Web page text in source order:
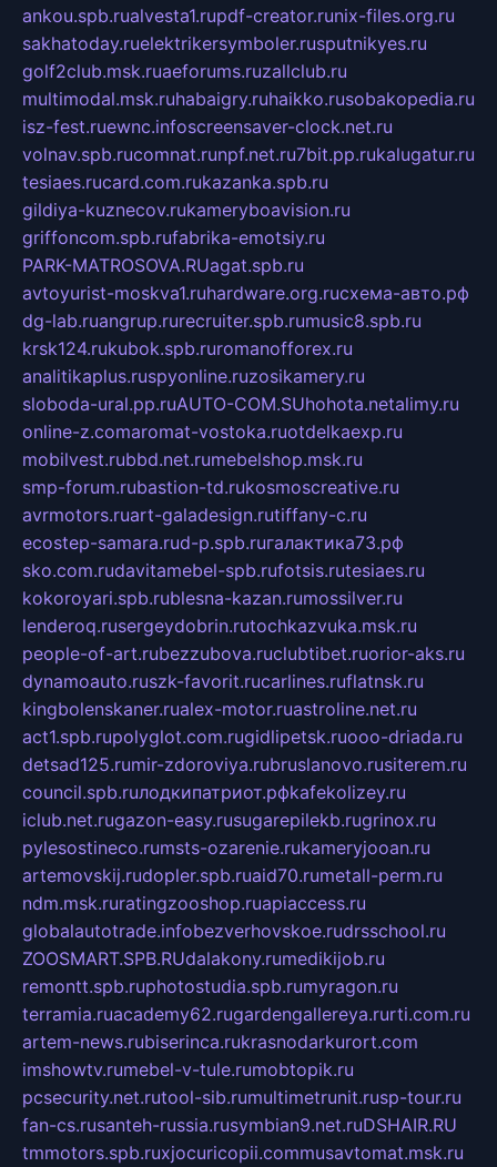
ankou.spb.rualvesta1.rupdf-creator.runix-files.org.ru
sakhatoday.ruelektrikersymboler.rusputnikyes.ru
golf2club.msk.ruaeforums.ruzallclub.ru
multimodal.msk.ruhabaigry.ruhaikko.rusobakopedia.ru
isz-fest.ruewnc.infoscreensaver-clock.net.ru
volnav.spb.rucomnat.runpf.net.ru7bit.pp.rukalugatur.ru
tesiaes.rucard.com.rukazanka.spb.ru
gildiya-kuznecov.rukameryboavision.ru
griffoncom.spb.rufabrika-emotsiy.ru
PARK-MATROSOVA.RUagat.spb.ru
avtoyurist-moskva1.ruhardware.org.ruсхема-авто.рф
dg-lab.ruangrup.rurecruiter.spb.rumusic8.spb.ru
krsk124.rukubok.spb.ruromanofforex.ru
analitikaplus.ruspyonline.ruzosikamery.ru
sloboda-ural.pp.ruAUTO-COM.SUhohota.netalimy.ru
online-z.comaromat-vostoka.ruotdelkaexp.ru
mobilvest.rubbd.net.rumebelshop.msk.ru
smp-forum.rubastion-td.rukosmoscreative.ru
avrmotors.ruart-galadesign.rutiffany-c.ru
ecostep-samara.rud-p.spb.ruгалактика73.рф
sko.com.rudavitamebel-spb.rufotsis.rutesiaes.ru
kokoroyari.spb.rublesna-kazan.rumossilver.ru
lenderoq.rusergeydobrin.rutochkazvuka.msk.ru
people-of-art.rubezzubova.ruclubtibet.ruorior-aks.ru
dynamoauto.ruszk-favorit.rucarlines.ruflatnsk.ru
kingbolenskaner.rualex-motor.ruastroline.net.ru
act1.spb.rupolyglot.com.rugidlipetsk.ruooo-driada.ru
detsad125.rumir-zdoroviya.rubruslanovo.rusiterem.ru
council.spb.ruлодкипатриот.рфkafekolizey.ru
iclub.net.rugazon-easy.rusugarepilekb.rugrinox.ru
pylesostineco.rumsts-ozarenie.rukameryjooan.ru
artemovskij.rudopler.spb.ruaid70.rumetall-perm.ru
ndm.msk.ruratingzooshop.ruapiaccess.ru
globalautotrade.infobezverhovskoe.rudrsschool.ru
ZOOSMART.SPB.RUdalakony.rumedikijob.ru
remontt.spb.ruphotostudia.spb.rumyragon.ru
terramia.ruacademy62.rugardengallereya.rurti.com.ru
artem-news.rubiserinca.rukrasnodarkurort.com
imshowtv.rumebel-v-tule.rumobtopik.ru
pcsecurity.net.rutool-sib.rumultimetrunit.rusp-tour.ru
fan-cs.rusanteh-russia.rusymbian9.net.ruDSHAIR.RU
tmmotors.spb.ruxjocuricopii.commusavtomat.msk.ru